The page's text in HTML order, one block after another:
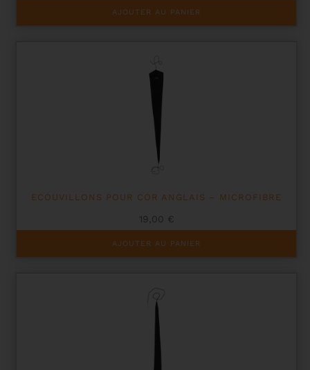
AJOUTER AU PANIER
ECOUVILLONS POUR COR ANGLAIS – MICROFIBRE
19,00 €
AJOUTER AU PANIER